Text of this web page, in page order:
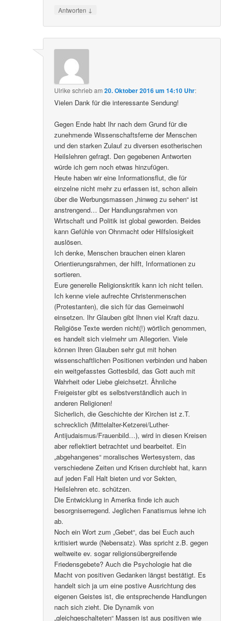
Antworten ↓
Ulrike schriebam20. Oktober 2016 um 14:10 Uhr:
Vielen Dank für die interessante Sendung!
Gegen Ende habt Ihr nach dem Grund für die
zunehmende Wissenschaftsferne der Menschen
und den starken Zulauf zu diversen esotherischen
Heilslehren gefragt. Den gegebenen Antworten
würde ich gern noch etwas hinzufügen.
Heute haben wir eine Informationsflut, die für
einzelne nicht mehr zu erfassen ist, schon allein
über die Werbungsmassen „hinweg zu sehen“ ist
anstrengend… Der Handlungsrahmen von
Wirtschaft und Politik ist global geworden. Beides
kann Gefühle von Ohnmacht oder Hilfslosigkeit
auslösen.
Ich denke, Menschen brauchen einen klaren
Orientierungsrahmen, der hilft, Informationen zu
sortieren.
Eure generelle Religionskritik kann ich nicht teilen.
Ich kenne viele aufrechte Christenmenschen
(Protestanten), die sich für das Gemeinwohl
einsetzen. Ihr Glauben gibt Ihnen viel Kraft dazu.
Religiöse Texte werden nicht(!) wörtlich genommen,
es handelt sich vielmehr um Allegorien. Viele
können Ihren Glauben sehr gut mit hohen
wissenschaftlichen Positionen verbinden und haben
ein weitgefasstes Gottesbild, das Gott auch mit
Wahrheit oder Liebe gleichsetzt. Ähnliche
Freigeister gibt es selbstverständlich auch in
anderen Religionen!
Sicherlich, die Geschichte der Kirchen ist z.T.
schrecklich (Mittelalter-Ketzerei/Luther-
Antijudaismus/Frauenbild…), wird in diesen Kreisen
aber reflektiert betrachtet und bearbeitet. Ein
„abgehangenes“ moralisches Wertesystem, das
verschiedene Zeiten und Krisen durchlebt hat, kann
auf jeden Fall Halt bieten und vor Sekten,
Heilslehren etc. schützen.
Die Entwicklung in Amerika finde ich auch
besorgniserregend. Jeglichen Fanatismus lehne ich
ab.
Noch ein Wort zum „Gebet“, das bei Euch auch
kritisiert wurde (Nebensatz). Was spricht z.B. gegen
weltweite ev. sogar religionsübergreifende
Friedensgebete? Auch die Psychologie hat die
Macht von positiven Gedanken längst bestätigt. Es
handelt sich ja um eine postive Ausrichtung des
eigenen Geistes ist, die entsprechende Handlungen
nach sich zieht. Die Dynamik von
„gleichgeschalteten“ Massen ist aus positiven wie